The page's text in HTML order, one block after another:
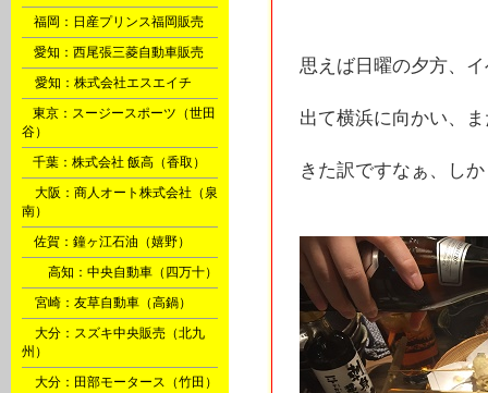
福岡：日産プリンス福岡販売
愛知：西尾張三菱自動車販売
愛知：株式会社エスエイチ
東京：スージースポーツ（世田
谷）
千葉：株式会社 飯高（香取）
大阪：商人オート株式会社（泉
南）
佐賀：鐘ヶ江石油（嬉野）
高知：中央自動車（四万十）
宮崎：友草自動車（高鍋）
大分：スズキ中央販売（北九
州）
大分：田部モータース（竹田）
思えば日曜の夕方、
出て横浜に向かい、
きた訳ですなぁ、し